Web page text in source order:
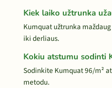
Kiek laiko užtrunka
Kumquat užtrunka
iki derliaus.
Kokiu atstumu sodinti
Sodinkite Kumquat 96/m²
metodu.